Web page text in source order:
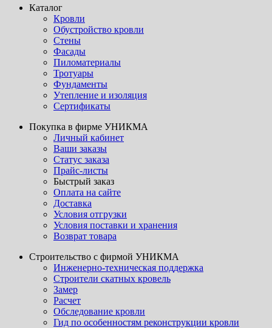
Каталог
Кровли
Обустройство кровли
Стены
Фасады
Пиломатериалы
Тротуары
Фундаменты
Утепление и изоляция
Сертификаты
Покупка в фирме УНИКМА
Личный кабинет
Ваши заказы
Статус заказа
Прайс-листы
Быстрый заказ
Оплата на сайте
Доставка
Условия отгрузки
Условия поставки и хранения
Возврат товара
Строительство с фирмой УНИКМА
Инженерно-техническая поддержка
Строители скатных кровель
Замер
Расчет
Обследование кровли
Гид по особенностям реконструкции кровли